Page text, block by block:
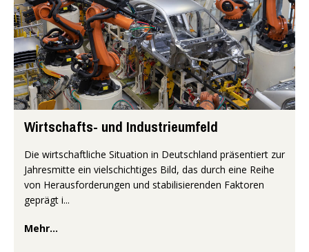
Wirtschafts- und Industrieumfeld
Die wirtschaftliche Situation in Deutschland präsentiert zur
Jahresmitte ein vielschichtiges Bild, das durch eine Reihe
von Herausforderungen und stabilisierenden Faktoren
geprägt i...
Mehr...